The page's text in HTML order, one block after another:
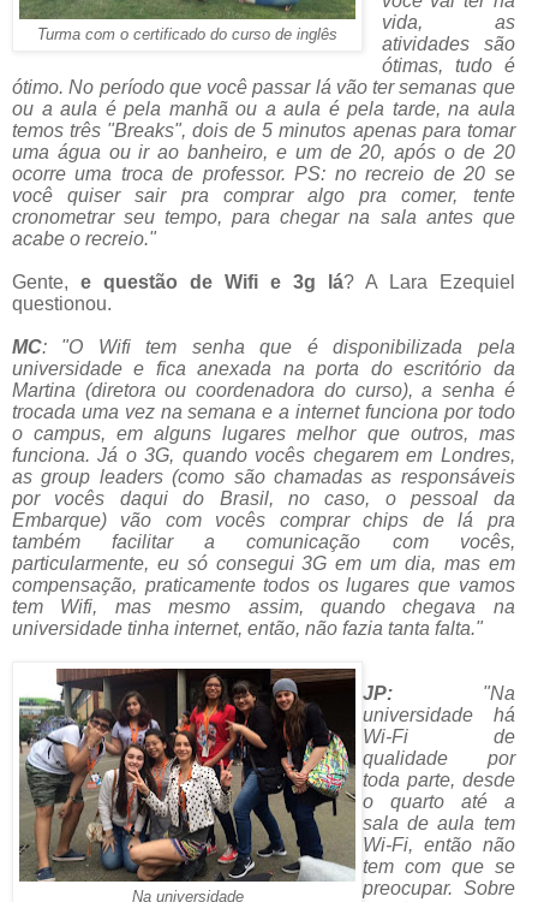
Turma com o certificado do curso de inglês
vida, as
atividades são
ótimas, tudo é
ótimo. No período que você passar lá vão ter semanas que
ou a aula é pela manhã ou a aula é pela tarde, na aula
temos três "Breaks", dois de 5 minutos apenas para tomar
uma água ou ir ao banheiro, e um de 20, após o de 20
ocorre uma troca de professor. PS: no recreio de 20 se
você quiser sair pra comprar algo pra comer, tente
cronometrar seu tempo, para chegar na sala antes que
acabe o recreio."
Gente, e questão de Wifi e 3g lá? A Lara Ezequiel
questionou.
MC: "O Wifi tem senha que é disponibilizada pela
universidade e fica anexada na porta do escritório da
Martina (diretora ou coordenadora do curso), a senha é
trocada uma vez na semana e a internet funciona por todo
o campus, em alguns lugares melhor que outros, mas
funciona. Já o 3G, quando vocês chegarem em Londres,
as group leaders (como são chamadas as responsáveis
por vocês daqui do Brasil, no caso, o pessoal da
Embarque) vão com vocês comprar chips de lá pra
também facilitar a comunicação com vocês,
particularmente, eu só consegui 3G em um dia, mas em
compensação, praticamente todos os lugares que vamos
tem Wifi, mas mesmo assim, quando chegava na
universidade tinha internet, então, não fazia tanta falta."
Na universidade
JP: "Na
universidade há
Wi-Fi de
qualidade por
toda parte, desde
o quarto até a
sala de aula tem
Wi-Fi, então não
tem com que se
preocupar. Sobre